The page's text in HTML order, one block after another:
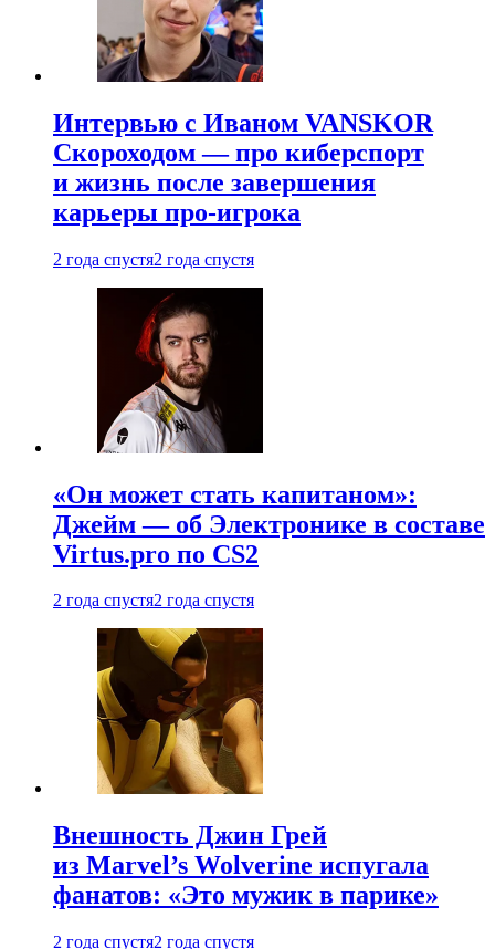
Интервью с Иваном VANSKOR
Скороходом — про киберспорт
и жизнь после завершения
карьеры про-игрока
2 года спустя2 года спустя
«Он может стать капитаном»:
Джейм — об Электронике в составе
Virtus.pro по CS2
2 года спустя2 года спустя
Внешность Джин Грей
из Marvel’s Wolverine испугала
фанатов: «Это мужик в парике»
2 года спустя2 года спустя